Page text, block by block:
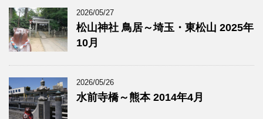
2026/05/27
松山神社 鳥居～埼玉・東松山 2025年
10月
2026/05/26
水前寺橋～熊本 2014年4月